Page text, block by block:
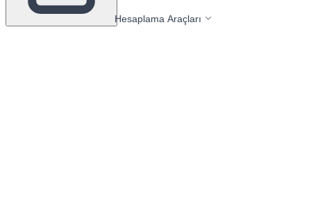
Hesaplama Araçları